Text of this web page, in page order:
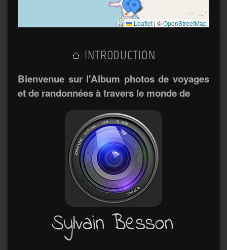
Leaflet | ©OpenStreetMap
INTRODUCTION
Bienvenue sur l'Album photos de voyages
et de randonnées à travers le monde de